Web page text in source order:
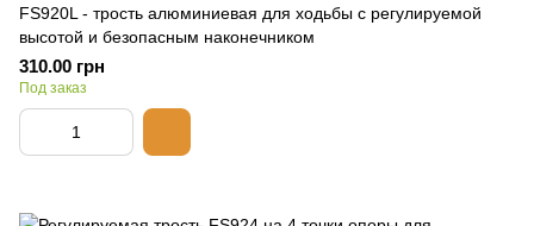
FS920L - трость алюминиевая для ходьбы с регулируемой
высотой и безопасным наконечником
310.00 грн
Под заказ